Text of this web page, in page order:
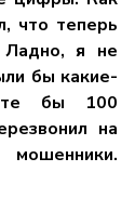
что теперь
Ладно, я не
бы какие-
те бы 100
на